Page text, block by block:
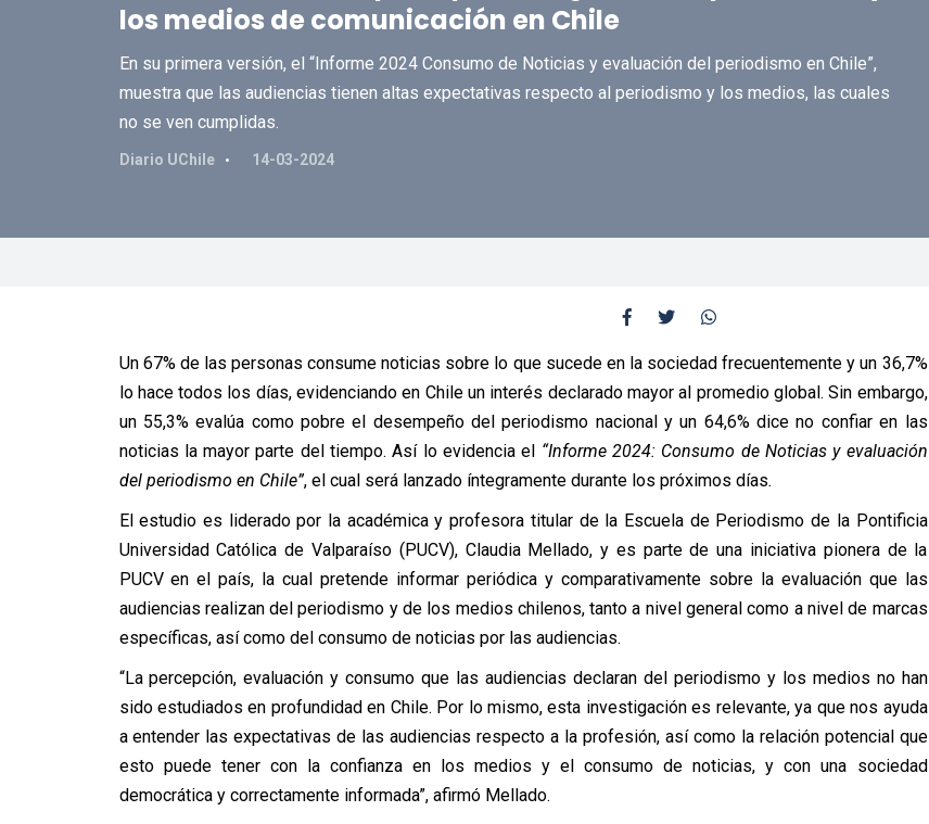
los medios de comunicación en Chile
En su primera versión, el “Informe 2024 Consumo de Noticias y evaluación del periodismo en Chile”,
muestra que las audiencias tienen altas expectativas respecto al periodismo y los medios, las cuales
no se ven cumplidas.
Diario UChile 14-03-2024
Un 67% de las personas consume noticias sobre lo que sucede en la sociedad frecuentemente y un 36,7%
lo hace todos los días, evidenciando en Chile un interés declarado mayor al promedio global. Sin embargo,
un 55,3% evalúa como pobre el desempeño del periodismo nacional y un 64,6% dice no confiar en las
noticias la mayor parte del tiempo. Así lo evidencia el “Informe 2024: Consumo de Noticias y evaluación
del periodismo en Chile”, el cual será lanzado íntegramente durante los próximos días.
El estudio es liderado por la académica y profesora titular de la Escuela de Periodismo de la Pontificia
Universidad Católica de Valparaíso (PUCV), Claudia Mellado, y es parte de una iniciativa pionera de la
PUCV en el país, la cual pretende informar periódica y comparativamente sobre la evaluación que las
audiencias realizan del periodismo y de los medios chilenos, tanto a nivel general como a nivel de marcas
específicas, así como del consumo de noticias por las audiencias.
“La percepción, evaluación y consumo que las audiencias declaran del periodismo y los medios no han
sido estudiados en profundidad en Chile. Por lo mismo, esta investigación es relevante, ya que nos ayuda
a entender las expectativas de las audiencias respecto a la profesión, así como la relación potencial que
esto puede tener con la confianza en los medios y el consumo de noticias, y con una sociedad
democrática y correctamente informada”, afirmó Mellado.